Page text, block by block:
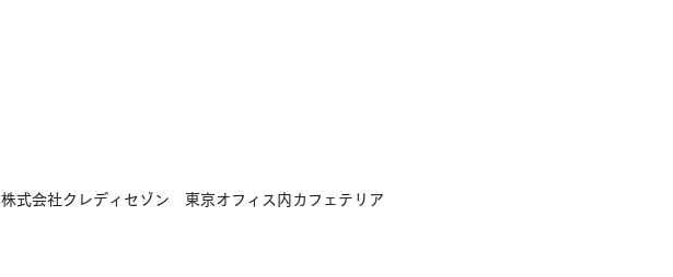
株式会社クレディセゾン　東京オフィス内カフェテリア